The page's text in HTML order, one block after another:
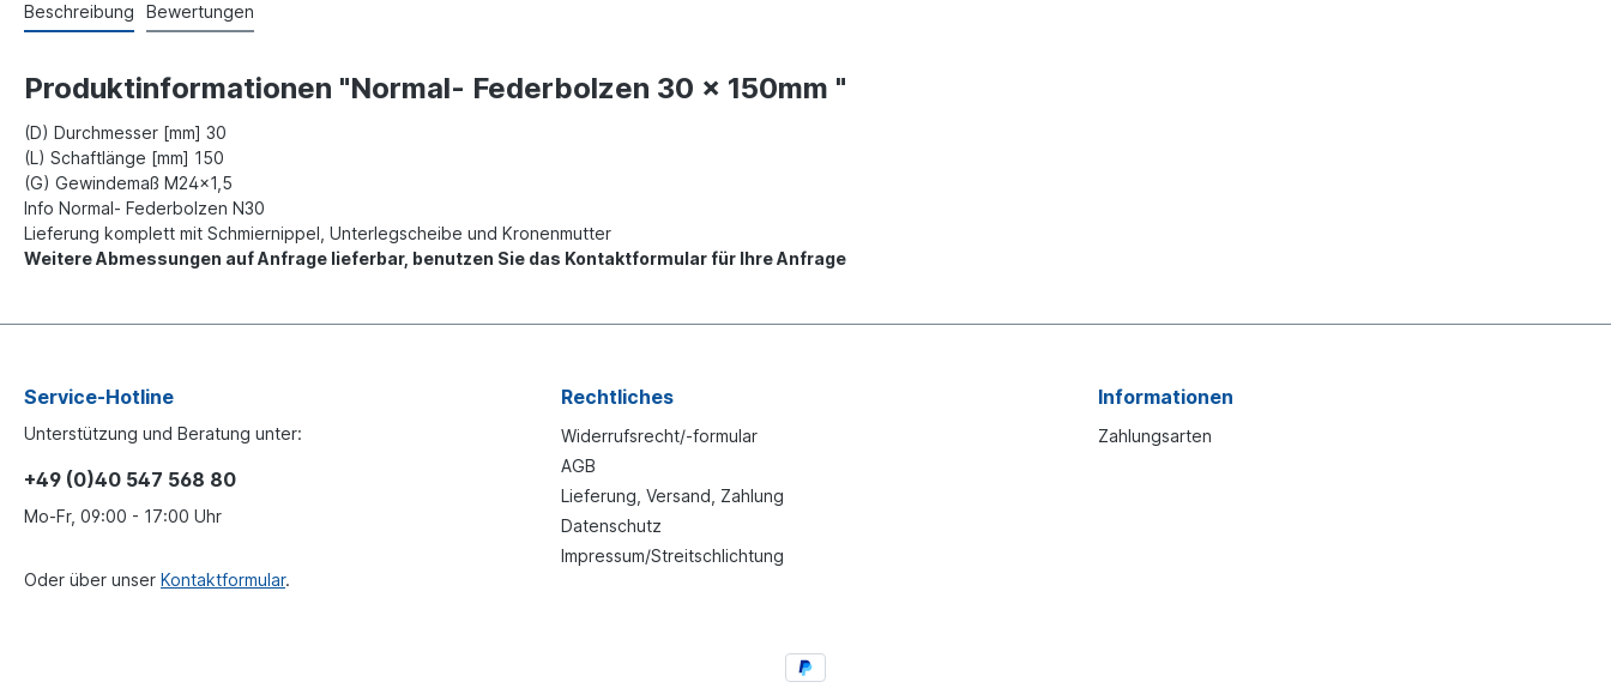
Beschreibung Bewertungen
Produktinformationen "Normal- Federbolzen 30 x 150mm "
(D) Durchmesser [mm] 30
(L) Schaftlänge [mm] 150
(G) Gewindemaß M24x1,5
Info Normal- Federbolzen N30
Lieferung komplett mit Schmiernippel, Unterlegscheibe und Kronenmutter
Weitere Abmessungen auf Anfrage lieferbar, benutzen Sie das Kontaktformular für Ihre Anfrage
Service-Hotline
Unterstützung und Beratung unter:
+49 (0)40 547 568 80
Mo-Fr, 09:00 - 17:00 Uhr
Oder über unser Kontaktformular.
Rechtliches
Widerrufsrecht/-formular
AGB
Lieferung, Versand, Zahlung
Datenschutz
Impressum/Streitschlichtung
Informationen
Zahlungsarten